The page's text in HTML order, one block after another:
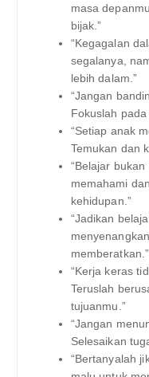
masa
bijak.”
“Kegagalan
segalanya,
lebih dalam.”
“Jangan
Fokuslah
“Setiap anak
Temukan dan
“Belajar
memahami
kehidupan.”
“Jadikan
memberatkan.”
“Kerja keras
Teruslah
tujuanmu.”
“Jangan
Selesaikan
“Bertanyalah